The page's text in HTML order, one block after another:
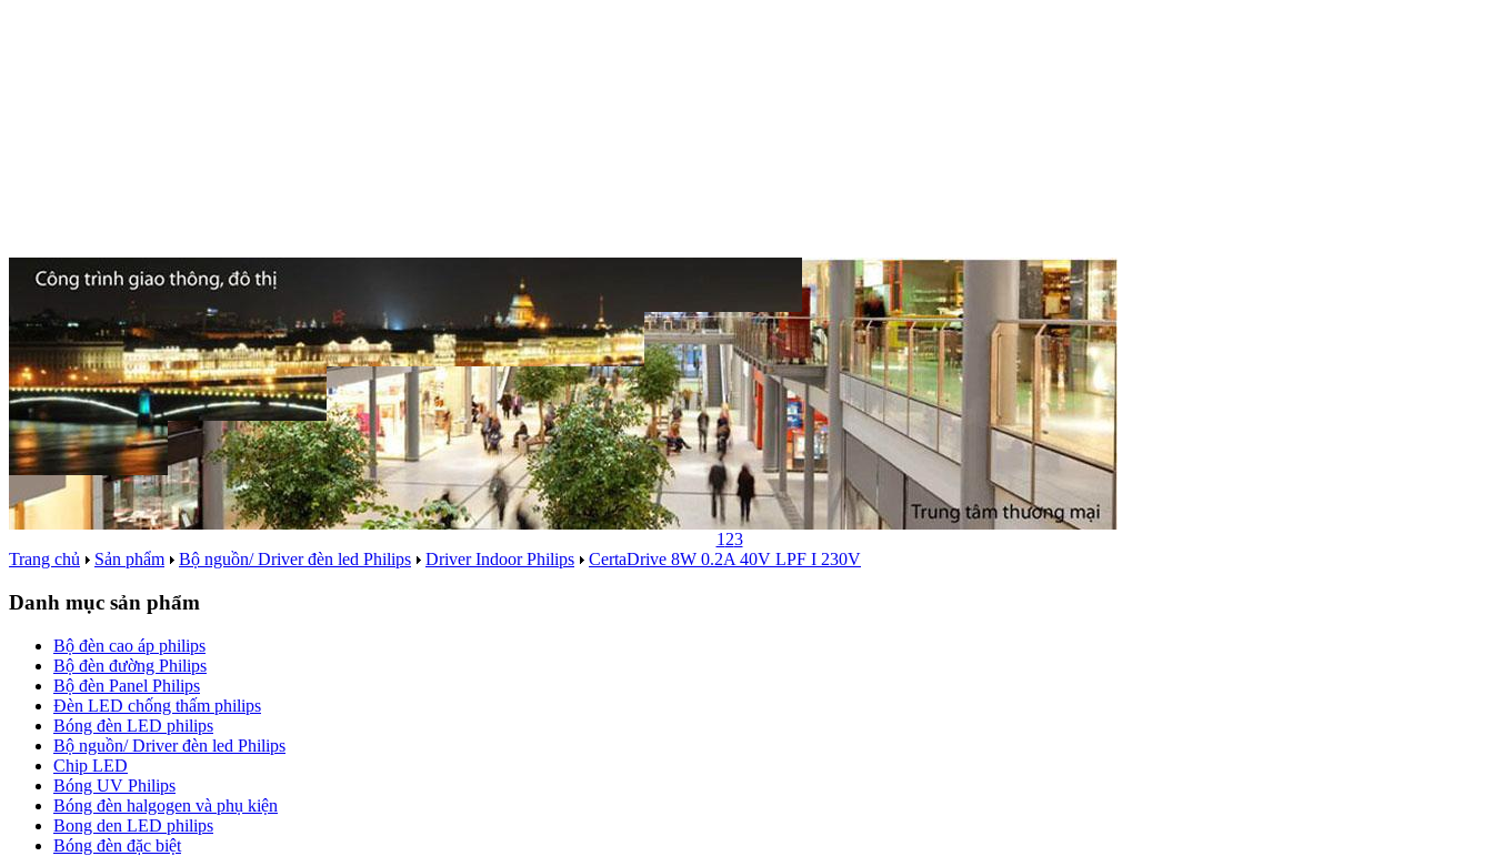
123
Trang chủ
Sản phẩm Bộ nguồn/ Driver đèn led Philips Driver Indoor Philips CertaDrive 8W 0.2A 40V LPF I 230V
Danh mục sản phẩm
Bộ đèn cao áp philips
Bộ đèn đường Philips
Bộ đèn Panel Philips
Đèn LED chống thấm philips
Bóng đèn LED philips
Bộ nguồn/ Driver đèn led Philips
Chip LED
Bóng UV Philips
Bóng đèn halgogen và phụ kiện
Bong den LED philips
Bóng đèn đặc biệt